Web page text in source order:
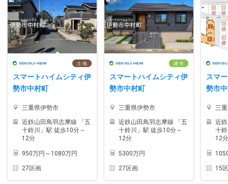
土 地
スマートハイムシティ伊
勢市中村町
三重県伊勢市
近鉄山田鳥羽志摩線 「五
十鈴川」駅 徒歩10分～
12分
950万円～1080万円
27区画
建 売
スマートハイムシティ伊
勢市中村町
三重県伊勢市
近鉄山田鳥羽志摩線 「五
十鈴川」駅 徒歩10分～
12分
5300万円
27区画
スマ
勢市
三
近
十
12分
15